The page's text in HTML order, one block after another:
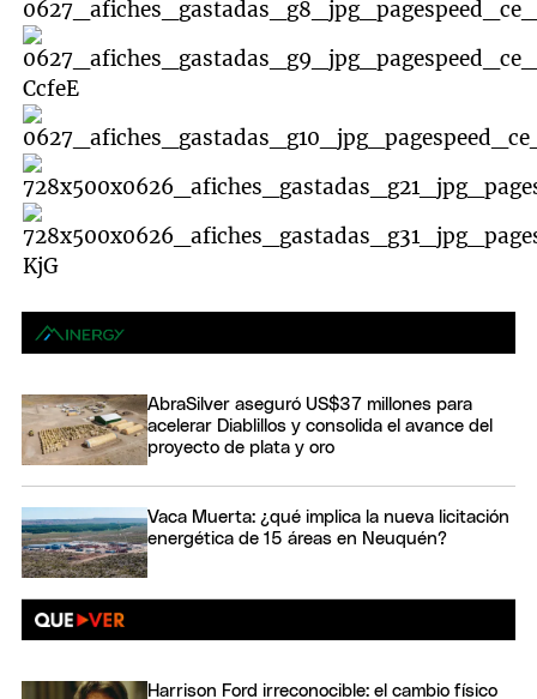
AbraSilver aseguró US$37 millones para
acelerar Diablillos y consolida el avance del
proyecto de plata y oro
Vaca Muerta: ¿qué implica la nueva licitación
energética de 15 áreas en Neuquén?
Harrison Ford irreconocible: el cambio físico